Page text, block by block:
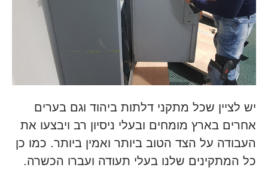
יש לציין שכל מתקני דלתות ביהוד וגם בערים
אחרים בארץ מומחים ובעלי ניסיון רב ויבצעו את
העבודה על הצד הטוב ביותר ואמין ביותר. כמו כן
כל המתקינים שלנו בעלי תעודה ועברו הכשרה.